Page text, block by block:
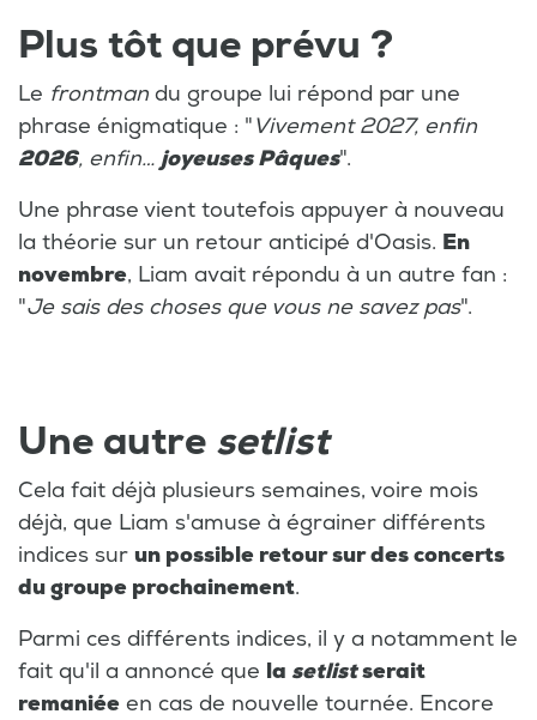
Plus tôt que prévu ?
Le frontman du groupe lui répond par une
phrase énigmatique : "Vivement 2027, enfin
2026, enfin… joyeuses Pâques".
Une phrase vient toutefois appuyer à nouveau
la théorie sur un retour anticipé d'Oasis. En
novembre, Liam avait répondu à un autre fan :
"Je sais des choses que vous ne savez pas".
Une autre setlist
Cela fait déjà plusieurs semaines, voire mois
déjà, que Liam s'amuse à égrainer différents
indices sur un possible retour sur des concerts
du groupe prochainement.
Parmi ces différents indices, il y a notamment le
fait qu'il a annoncé que la setlistserait
remaniée en cas de nouvelle tournée. Encore